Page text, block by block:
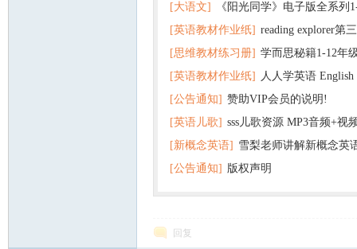
[大语文]
《阳光同学》电子版全系列
+英语
[英语教材作业纸] reading explorer第
+音频 百度云网盘下载
[思维教材练习册] 学而思秘籍1-12年
子版PDF全册 百度网盘
[英语教材作业纸] 人人学英语
版pdf 百度网盘下载
[公告通知] 赞助VIP会员的说明!
[英语儿歌] sss儿歌资源 MP3音频+视
百度云网盘下载
[新概念英语] 雪梨老师讲解新概念英
[公告通知] 版权声明
回复